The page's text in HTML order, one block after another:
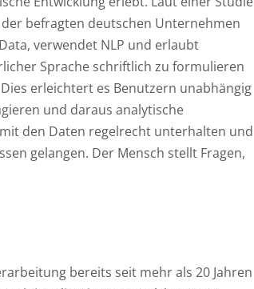
befragten deutschen Unternehmen
verwendet NLP und erlaubt
Sprache schriftlich zu formulieren
erleichtert es Benutzern unabhängig
und daraus analytische
den Daten regelrecht unterhalten und
gelangen. Der Mensch stellt Fragen,
bereits seit mehr als 20 Jahren